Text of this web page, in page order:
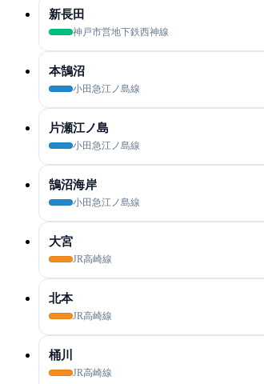
新長田
神戸市営地下鉄西神線
本鵠沼
小田急江ノ島線
片瀬江ノ島
小田急江ノ島線
鵠沼海岸
小田急江ノ島線
大宮
JR高崎線
北本
JR高崎線
桶川
JR高崎線